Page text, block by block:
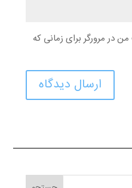
در مرورگر برای زمانی که
ارسال دیدگاه